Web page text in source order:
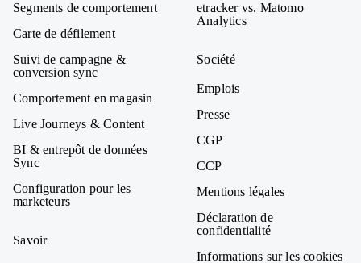
Segments de comportement
Carte de défilement
Suivi de campagne &
conversion sync
Comportement en magasin
Live Journeys & Content
BI & entrepôt de données
Sync
Configuration pour les
marketeurs
Savoir
etracker vs. Matomo
Analytics
Société
Emplois
Presse
CGP
CCP
Mentions légales
Déclaration de
confidentialité
Informations sur les cookies